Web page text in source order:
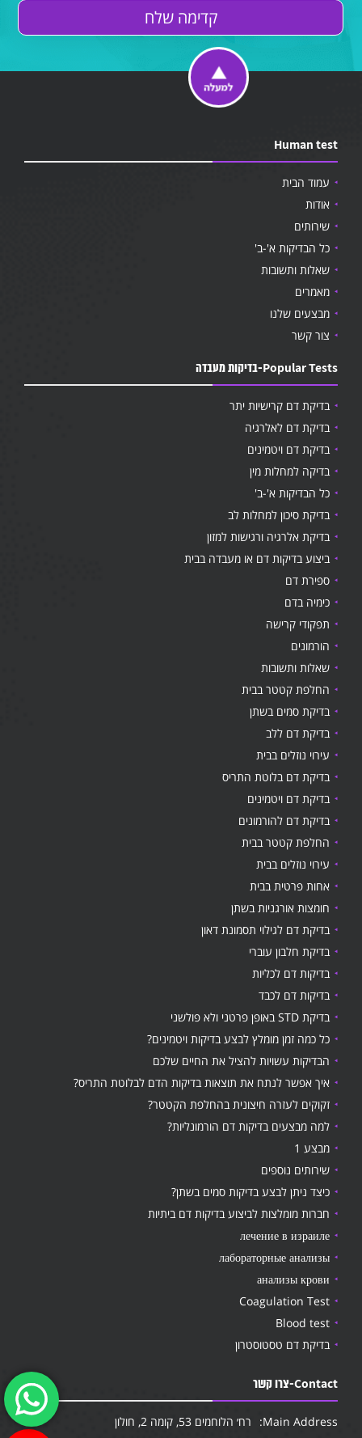
Human test
עמוד הבית
אודות
שירותים
כל הבדיקות א'-ב'
שאלות ותשובות
מאמרים
מבצעים שלנו
צור קשר
Popular Tests-בדיקות מעבדה
בדיקת דם קרישיות יתר
בדיקת דם לאלרגיה
בדיקת דם ויטמינים
בדיקה למחלות מין
כל הבדיקות א'-ב'
בדיקת סיכון למחלות לב
בדיקת אלרגיה ורגישות למזון
ביצוע בדיקות דם או מעבדה בבית
ספירת דם
כימיה בדם
תפקודי קרישה
הורמונים
שאלות ותשובות
החלפת קטטר בבית
בדיקת סמים בשתן
בדיקת דם ללב
עירוי נוזלים בבית
בדיקת דם בלוטת התריס
בדיקת דם ויטמינים
בדיקת דם להורמונים
החלפת קטטר בבית
עירוי נוזלים בבית
אחות פרטית בבית
חומצות אורגניות בשתן
בדיקת דם לגילוי תסמונת דאון
בדיקת חלבון עוברי
בדיקות דם לכליות
בדיקות דם לכבד
בדיקת STD באופן פרטני ולא פולשני
כל כמה זמן מומלץ לבצע בדיקות ויטמינים?
הבדיקות עשויות להציל את החיים שלכם
איך אפשר לנתח את תוצאות בדיקות הדם לבלוטת התריס?
זקוקים לעזרה חיצונית בהחלפת הקטטר?
למה מבצעים בדיקות דם הורמונליות?
מבצע 1
שירותים נוספים
כיצד ניתן לבצע בדיקות סמים בשתן?
חברות מומלצות לביצוע בדיקות דם ביתיות
лечение в израиле
лабораторные анализы
анализы крови
Coagulation Test
Blood test
בדיקת דם טסטוסטרון
Contact-צרו קשר
Main Address:
רח׳ הלוחמים 53, קומה 2, חולון